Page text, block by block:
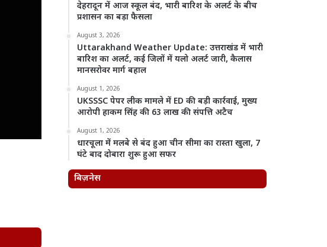
देहरादून में आज स्कूल बंद, भारी बारिश के अलर्ट के बीच
प्रशासन का बड़ा फैसला
August 3, 2026
Uttarakhand Weather Update: उत्तराखंड में भारी
बारिश का अलर्ट, कई जिलों में यलो अलर्ट जारी, कैलास
मानसरोवर मार्ग बहाल
August 1, 2026
UKSSSC पेपर लीक मामले में ED की बड़ी कार्रवाई, मुख्य
आरोपी हाकम सिंह की 63 लाख की संपत्ति अटैच
August 1, 2026
धारचूला में मलबे से बंद हुआ चीन सीमा का रास्ता खुला, 7
घंटे बाद दोबारा शुरू हुआ सफर
बिज़नेस